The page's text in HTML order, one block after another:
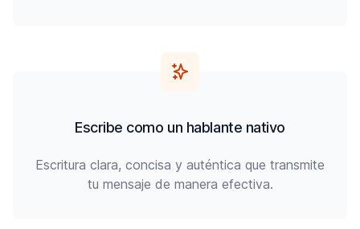
Escribe como un hablante nativo
Escritura clara, concisa y auténtica que transmite
tu mensaje de manera efectiva.